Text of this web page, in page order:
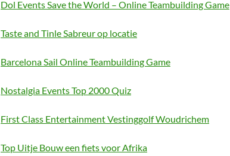
Dol Events Save the World – Online Teambuilding Game
Taste and Tinle Sabreur op locatie
Barcelona Sail Online Teambuilding Game
Nostalgia Events Top 2000 Quiz
First Class Entertainment Vestinggolf Woudrichem
Top Uitje Bouw een fiets voor Afrika